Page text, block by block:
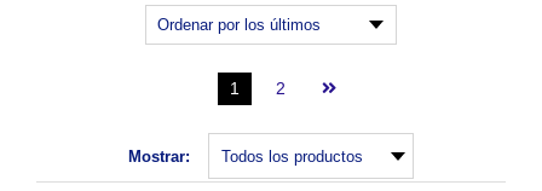
1 2
Mostrar: